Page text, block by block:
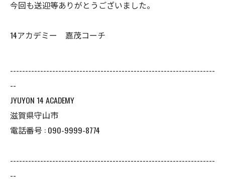
今回も送迎等ありがとうございました。
14アカデミー 嘉茂コーチ
--------------------------------------------------------------------
--
JYUYON 14 ACADEMY
滋賀県守山市
電話番号 : 090-9999-8774
--------------------------------------------------------------------
--